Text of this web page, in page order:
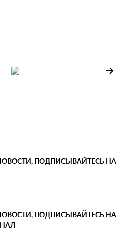
ПОДПИСЫВАЙТЕСЬ НА
ПОДПИСЫВАЙТЕСЬ НА